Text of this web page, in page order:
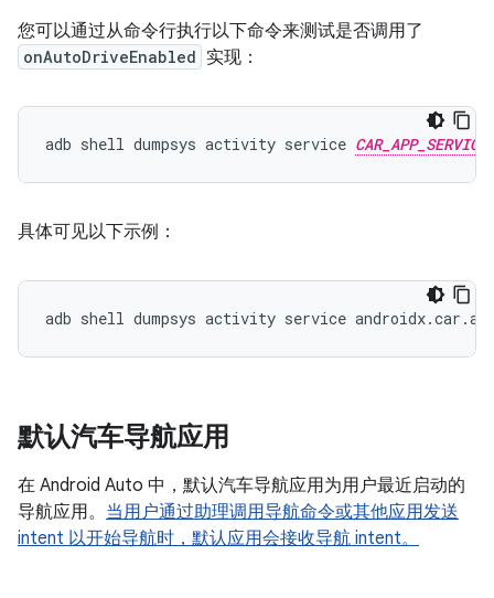
您可以通过从命令行执行以下命令来测试是否调用了
onAutoDriveEnabled 实现：
adb shell dumpsys activity service
具体可见以下示例：
默认汽车导航应用
在 Android Auto 中，默认汽车导航应用为用户最近启动的
导航应用。 当用户通过助理调用导航命令或其他应用发送
intent 以开始导航时，默认应用会接收导航 intent。